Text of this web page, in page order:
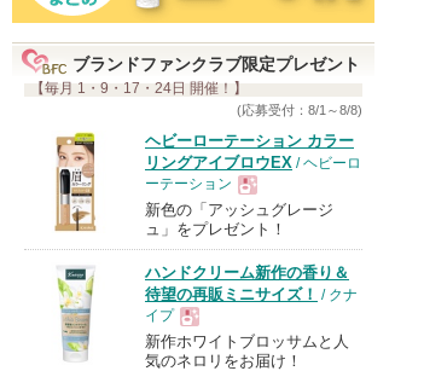
ブランドファンクラブ限定プレゼント
【毎月 1・9・17・24日 開催！】
(応募受付：8/1～8/8)
ヘビーローテーション カラー
リングアイブロウEX / ヘビーロ
ーテーション
現
品
新色の「アッシュグレージ
ュ」をプレゼント！
ハンドクリーム新作の香り＆
待望の再販ミニサイズ！ / クナ
イプ
現
新作ホワイトブロッサムと人
気のネロリをお届け！